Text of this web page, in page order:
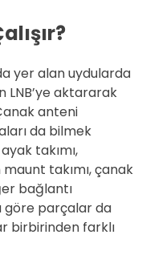
yer alan uydularda
LNB’ye aktararak
anteni
da bilmek
takımı,
takımı, çanak
bağlantı
göre parçalar da
birbirinden farklı